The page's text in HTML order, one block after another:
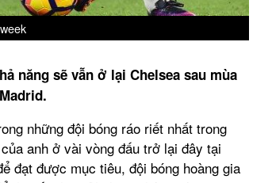
năng sẽ vẫn ở lại Chelsea sau mùa
những đội bóng ráo riết nhất trong
anh ở vài vòng đấu trở lại đây tại
đạt được mục tiêu, đội bóng hoàng gia